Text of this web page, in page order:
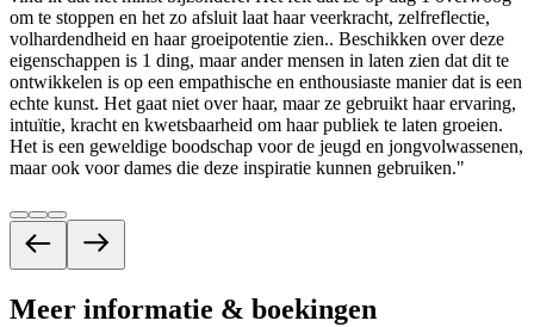
om te stoppen en het zo afsluit laat haar veerkracht, zelfreflectie,
volhardendheid en haar groeipotentie zien.. Beschikken over deze
eigenschappen is 1 ding, maar ander mensen in laten zien dat dit te
ontwikkelen is op een empathische en enthousiaste manier dat is een
echte kunst. Het gaat niet over haar, maar ze gebruikt haar ervaring,
intuïtie, kracht en kwetsbaarheid om haar publiek te laten groeien.
Het is een geweldige boodschap voor de jeugd en jongvolwassenen,
maar ook voor dames die deze inspiratie kunnen gebruiken."
Meer informatie & boekingen